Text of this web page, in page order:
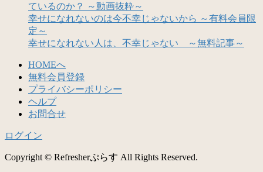
ているのか？ ～動画抜粋～
幸せになれないのは今不幸じゃないから ～有料会員限
定～
幸せになれない人は、不幸じゃない ～無料記事～
HOMEへ
無料会員登録
プライバシーポリシー
ヘルプ
お問合せ
ログイン
Copyright © Refresherぷらす All Rights Reserved.